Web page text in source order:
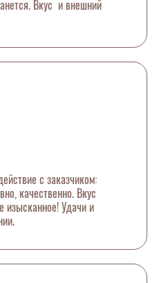
Вкус и внешний
с заказчиком:
качественно. Вкус
изысканное! Удачи и